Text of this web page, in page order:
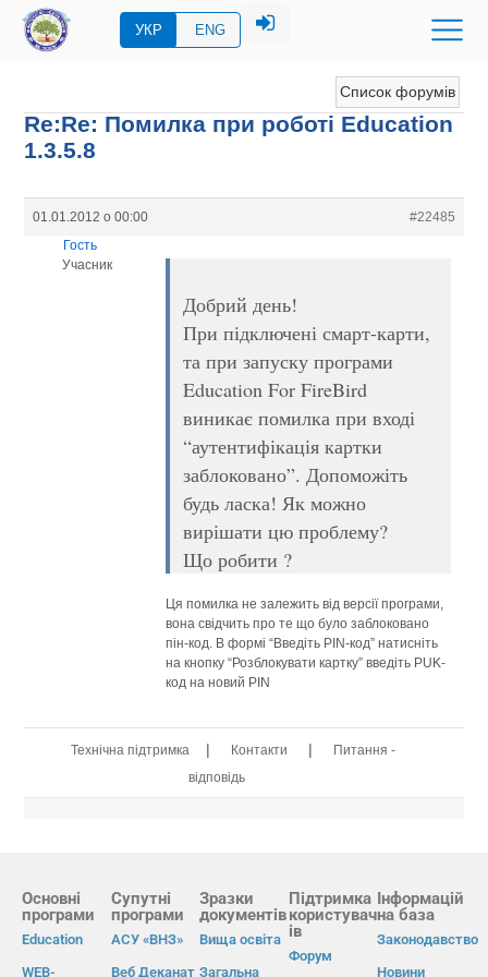
УКР ENG
Список форумів
Re:Re: Помилка при роботі Education
1.3.5.8
01.01.2012 о 00:00
#22485
Гость
Учасник
Добрий день!
При підключені смарт-карти,
та при запуску програми
Education For FireBird
виникає помилка при вході
“аутентифікація картки
заблоковано”. Допоможіть
будь ласка! Як можно
вирішати цю проблему?
Що робити ?
Ця помилка не залежить від версії програми,
вона свідчить про те що було заблоковано
пін-код. В формі “Введіть PIN-код” натисніть
на кнопку “Розблокувати картку” введіть PUK-
код на новий PIN
Технічна підтримка | Контакти |
Питання -
відповідь
Основні
програми
Education
WEB-
Супутні
програми
АСУ «ВНЗ»
Веб Деканат
Зразки
документів
Вища освіта
Загальна
Підтримка
користувач
ів
Форум
Інформацій
на база
Законодавство
Новини